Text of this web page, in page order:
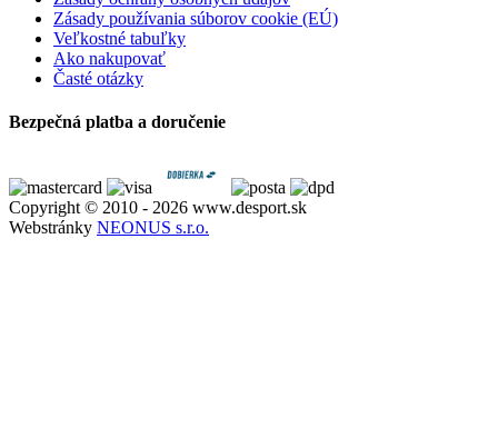
Zásady používania súborov cookie (EÚ)
Veľkostné tabuľky
Ako nakupovať
Časté otázky
Bezpečná platba a doručenie
Copyright © 2010 - 2026 www.desport.sk
Webstránky NEONUS s.r.o.